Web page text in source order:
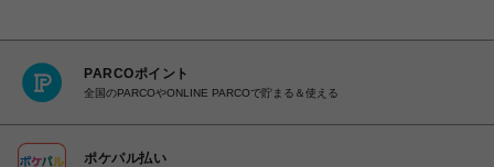
PARCOポイント
全国のPARCOやONLINE PARCOで貯まる＆使える
ポケパル払い